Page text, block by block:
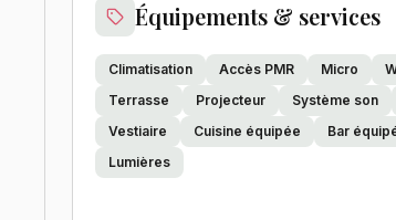
Équipements & services
Climatisation Accès PMR Micro
Terrasse
Projecteur Système son
Vestiaire
Cuisine équipée
Bar
Lumières